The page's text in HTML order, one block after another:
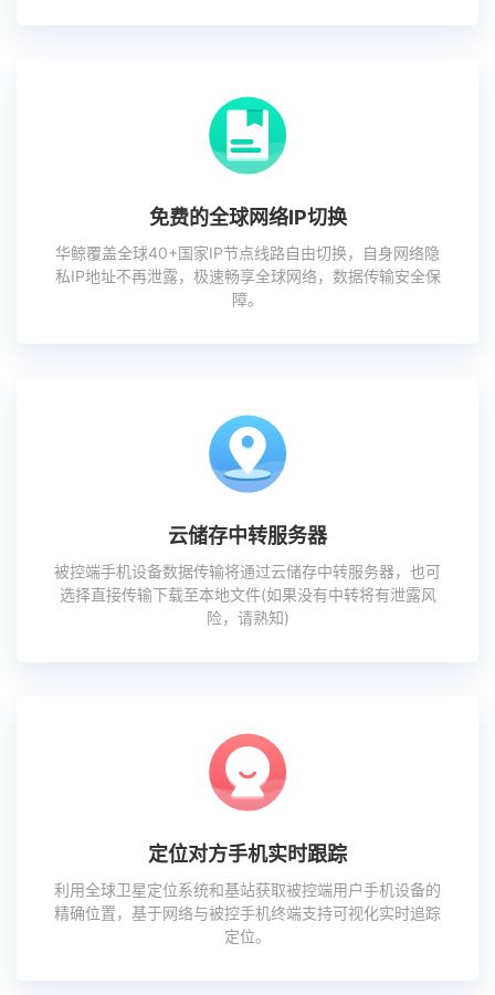
免费的全球网络IP切换
华鲸覆盖全球40+国家IP节点线路自由切换，自身网络隐
私IP地址不再泄露，极速畅享全球网络，数据传输安全保
障。
云储存中转服务器
被控端手机设备数据传输将通过云储存中转服务器，也可
选择直接传输下载至本地文件(如果没有中转将有泄露风
险，请熟知)
定位对方手机实时跟踪
利用全球卫星定位系统和基站获取被控端用户手机设备的
精确位置，基于网络与被控手机终端支持可视化实时追踪
定位。